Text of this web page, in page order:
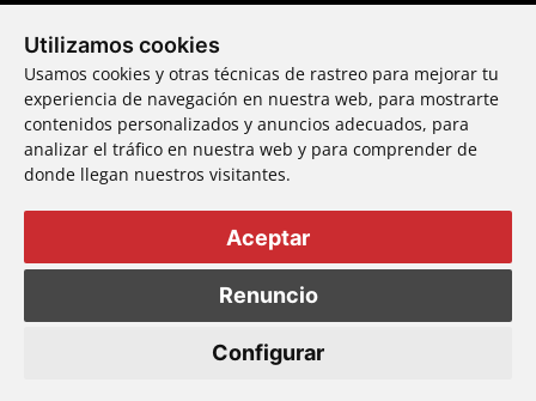
Utilizamos cookies
Usamos cookies y otras técnicas de rastreo para mejorar tu
experiencia de navegación en nuestra web, para mostrarte
contenidos personalizados y anuncios adecuados, para
analizar el tráfico en nuestra web y para comprender de
donde llegan nuestros visitantes.
Aceptar
Renuncio
Configurar
Una incubadora
de nuevos mecenas
Canal de denuncias
Aviso Legal
Política de privacidad
Política de Cookies